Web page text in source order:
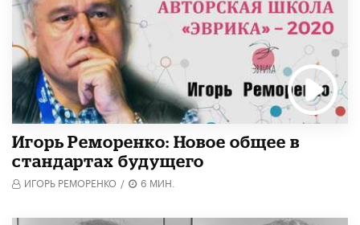
Игорь Реморенко: Новое общее в
стандартах будущего
ИГОРЬ РЕМОРЕНКО / 6 МИН.